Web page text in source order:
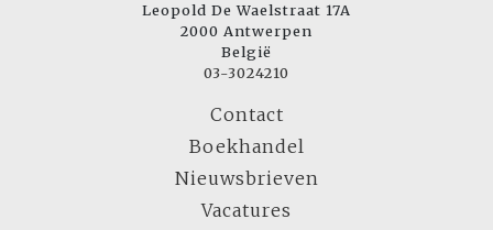
Leopold De Waelstraat 17A
2000 Antwerpen
België
03-3024210
Contact
Boekhandel
Nieuwsbrieven
Vacatures